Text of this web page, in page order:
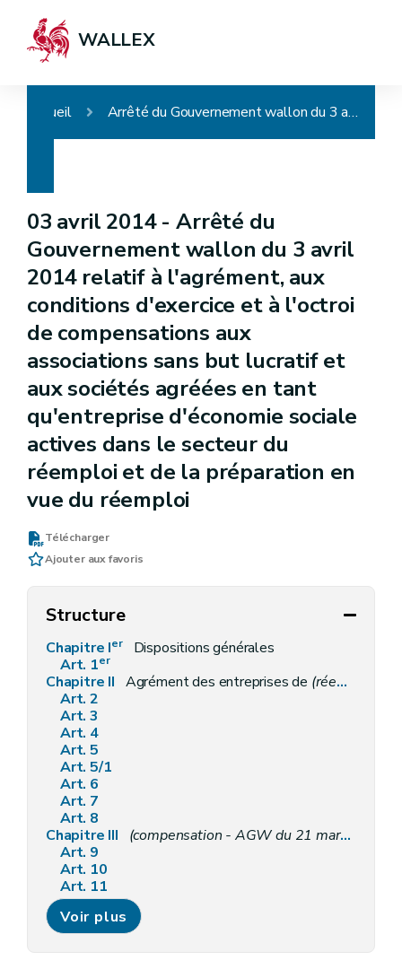
WALLEX
Accueil Arrêté du Gouvernement wallon du 3 avril 2014 relatif à l'agrément, aux conditions d'exercice et à l'octroi de compensations aux associations sans but lucratif et aux sociétés agréées en tant qu'entreprise d'économie sociale actives dans le secteur du réemploi et de la préparation en vue du réemploi
03 avril 2014 -Arrêté du
Gouvernement wallon du 3 avril
2014 relatif à l'agrément, aux
conditions d'exercice et à l'octroi
de compensations aux
associations sans but lucratif et
aux sociétés agréées en tant
qu'entreprise d'économie sociale
actives dans le secteur du
réemploi et de la préparation en
vue du réemploi
Télécharger
Ajouter aux favoris
Structure
Chapitre Ier
Dispositions générales
Art. 1er
Chapitre II Agrément des entreprises de (réemploi - AGW du 21 mars 2024, art.2)
Art. 2
Art. 3
Art. 4
Art. 5
Art. 5/1
Art. 6
Art. 7
Art. 8
Chapitre III
(compensation - AGW du 21 mars 2024, art.2)
Art. 9
Art. 10
Art. 11
Art. 12
Art. 13
Art. 14
Voir plus